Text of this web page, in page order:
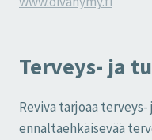
Terveys- ja
Reviva tarjoaa
ennaltaehkäisevää